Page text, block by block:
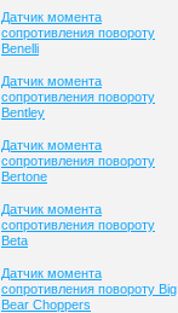
Датчик момента
сопротивления повороту
Benelli
Датчик момента
сопротивления повороту
Bentley
Датчик момента
сопротивления повороту
Bertone
Датчик момента
сопротивления повороту
Beta
Датчик момента
сопротивления повороту Big
Bear Choppers